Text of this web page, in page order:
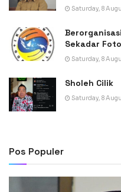
Saturday, 8
Sekadar
Saturday, 8
Sholeh Cilik
Saturday, 8
Pos Populer